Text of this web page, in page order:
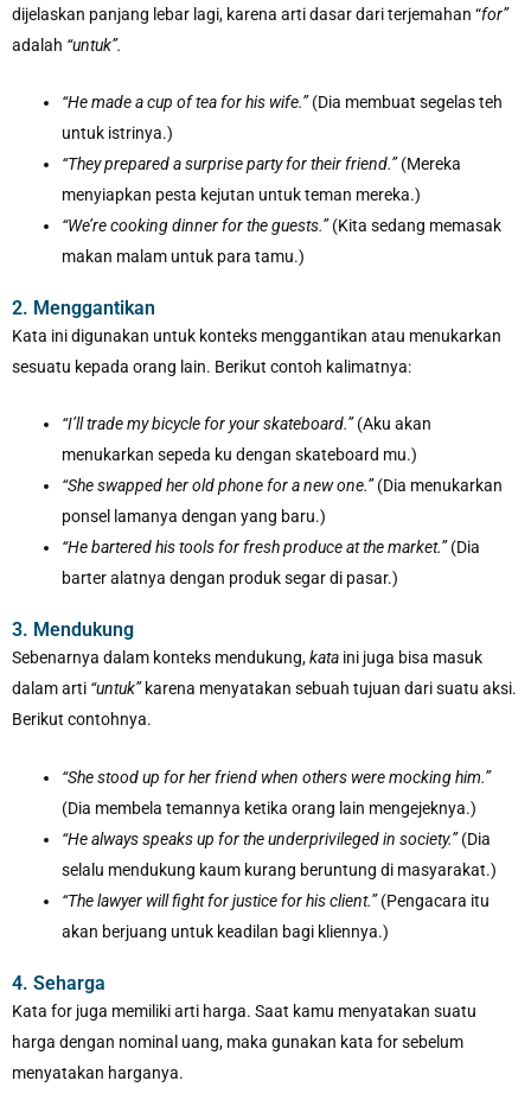
dijelaskan panjang lebar lagi, karena arti dasar dari terjemahan “for”
adalah “untuk”.
“He made a cup of tea for his wife.”(Dia membuat segelas teh
untuk istrinya.)
“They prepared a surprise party for their friend.”(Mereka
menyiapkan pesta kejutan untuk teman mereka.)
“We’re cooking dinner for the guests.”(Kita sedang memasak
makan malam untuk para tamu.)
2. Menggantikan
Kata ini digunakan untuk konteks menggantikan atau menukarkan
sesuatu kepada orang lain. Berikut contoh kalimatnya:
“I’ll trade my bicycle for your skateboard.”(Aku akan
menukarkan sepeda ku dengan skateboard mu.)
“She swapped her old phone for a new one.”(Dia menukarkan
ponsel lamanya dengan yang baru.)
“He bartered his tools for fresh produce at the market.”(Dia
barter alatnya dengan produk segar di pasar.)
3. Mendukung
Sebenarnya dalam konteks mendukung,kata ini juga bisa masuk
dalam arti “untuk” karena menyatakan sebuah tujuan dari suatu aksi.
Berikut contohnya.
“She stood up for her friend when others were mocking him.”
(Dia membela temannya ketika orang lain mengejeknya.)
“He always speaks up for the underprivileged in society.”(Dia
selalu mendukung kaum kurang beruntung di masyarakat.)
“The lawyer will fight for justice for his client.”(Pengacara itu
akan berjuang untuk keadilan bagi kliennya.)
4. Seharga
Kata for juga memiliki arti harga. Saat kamu menyatakan suatu
harga dengan nominal uang, maka gunakan kata for sebelum
menyatakan harganya.